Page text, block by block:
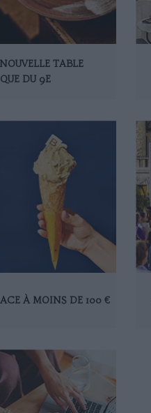
TABLE
DU 9E
À MOINS DE 100 €